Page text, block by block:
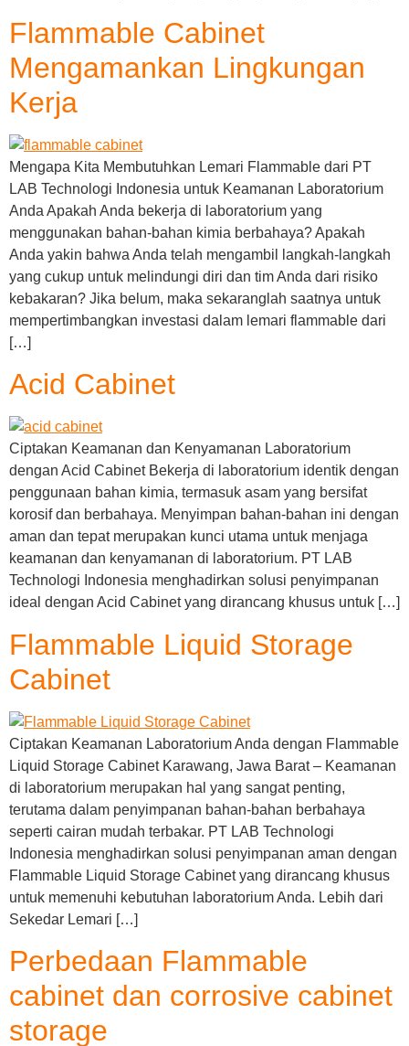
Flammable Cabinet
Mengamankan Lingkungan
Kerja
Mengapa Kita Membutuhkan Lemari Flammable dari PT
LAB Technologi Indonesia untuk Keamanan Laboratorium
Anda Apakah Anda bekerja di laboratorium yang
menggunakan bahan-bahan kimia berbahaya? Apakah
Anda yakin bahwa Anda telah mengambil langkah-langkah
yang cukup untuk melindungi diri dan tim Anda dari risiko
kebakaran? Jika belum, maka sekaranglah saatnya untuk
mempertimbangkan investasi dalam lemari flammable dari
[…]
Acid Cabinet
Ciptakan Keamanan dan Kenyamanan Laboratorium
dengan Acid Cabinet Bekerja di laboratorium identik dengan
penggunaan bahan kimia, termasuk asam yang bersifat
korosif dan berbahaya. Menyimpan bahan-bahan ini dengan
aman dan tepat merupakan kunci utama untuk menjaga
keamanan dan kenyamanan di laboratorium. PT LAB
Technologi Indonesia menghadirkan solusi penyimpanan
ideal dengan Acid Cabinet yang dirancang khusus untuk […]
Flammable Liquid Storage
Cabinet
Ciptakan Keamanan Laboratorium Anda dengan Flammable
Liquid Storage Cabinet Karawang, Jawa Barat – Keamanan
di laboratorium merupakan hal yang sangat penting,
terutama dalam penyimpanan bahan-bahan berbahaya
seperti cairan mudah terbakar. PT LAB Technologi
Indonesia menghadirkan solusi penyimpanan aman dengan
Flammable Liquid Storage Cabinet yang dirancang khusus
untuk memenuhi kebutuhan laboratorium Anda. Lebih dari
Sekedar Lemari […]
Perbedaan Flammable
cabinet dan corrosive cabinet
storage